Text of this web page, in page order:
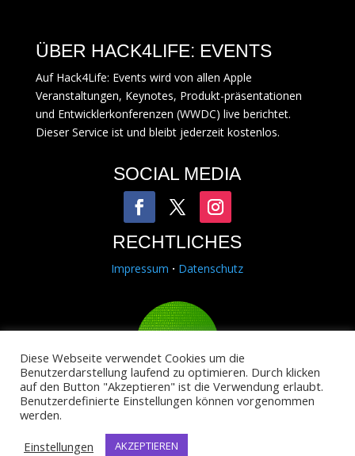
ÜBER HACK4LIFE: EVENTS
Auf Hack4Life: Events wird von allen Apple
Veranstaltungen, Keynotes, Produkt-präsentationen
und Entwicklerkonferenzen (WWDC) live berichtet.
Dieser Service ist und bleibt jederzeit kostenlos.
SOCIAL MEDIA
RECHTLICHES
Impressum · Datenschutz
Copyright © 2014-2025Binary Alps.
Hack4Life ist ein Projekt von Binary Alps.
Diese Webseite verwendet Cookies um die
Benutzerdarstellung laufend zu optimieren. Durch klicken
auf den Button "Akzeptieren" ist die Verwendung erlaubt.
Benutzerdefinierte Einstellungen können vorgenommen
werden.
Einstellungen
AKZEPTIEREN